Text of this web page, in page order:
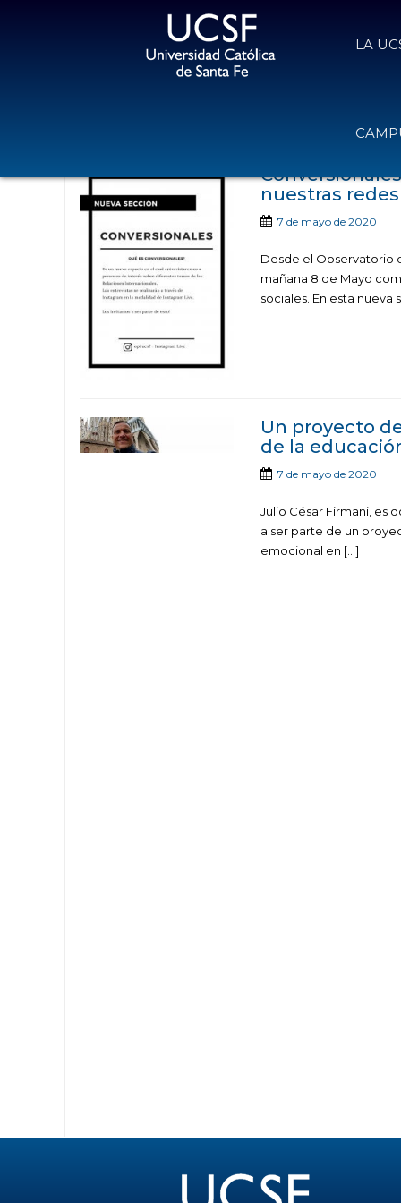
LA
nuestras
7 de mayo de 2020
Desde el Observatorio
mañana 8 de Mayo
sociales. En esta nueva
Un proyecto
de la
7 de mayo de 2020
Julio César Firmani, es
a ser parte de un
emocional en […]